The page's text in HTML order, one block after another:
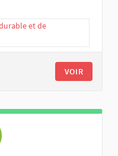
et de
VOIR